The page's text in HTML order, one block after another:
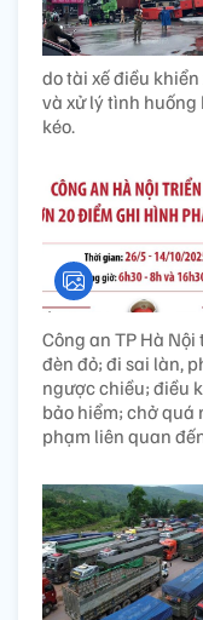
do tài xế điều
và xử lý tình huống
kéo.
Công an TP Hà
đèn đỏ; đi sai làn,
ngược chiều; điều
bảo hiểm; chở quá
phạm liên quan